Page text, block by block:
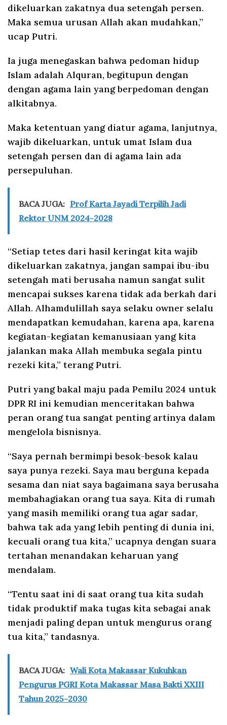
dikeluarkan zakatnya dua setengah persen.
Maka semua urusan Allah akan mudahkan,”
ucap Putri.
Ia juga menegaskan bahwa pedoman hidup
Islam adalah Alquran, begitupun dengan
dengan agama lain yang berpedoman dengan
alkitabnya.
Maka ketentuan yang diatur agama, lanjutnya,
wajib dikeluarkan, untuk umat Islam dua
setengah persen dan di agama lain ada
persepuluhan.
BACA JUGA: Prof Karta Jayadi Terpilih Jadi
Rektor UNM 2024-2028
“Setiap tetes dari hasil keringat kita wajib
dikeluarkan zakatnya, jangan sampai ibu-ibu
setengah mati berusaha namun sangat sulit
mencapai sukses karena tidak ada berkah dari
Allah. Alhamdulillah saya selaku owner selalu
mendapatkan kemudahan, karena apa, karena
kegiatan-kegiatan kemanusiaan yang kita
jalankan maka Allah membuka segala pintu
rezeki kita,” terang Putri.
Putri yang bakal maju pada Pemilu 2024 untuk
DPR RI ini kemudian menceritakan bahwa
peran orang tua sangat penting artinya dalam
mengelola bisnisnya.
“Saya pernah bermimpi besok-besok kalau
saya punya rezeki. Saya mau berguna kepada
sesama dan niat saya bagaimana saya berusaha
membahagiakan orang tua saya. Kita di rumah
yang masih memiliki orang tua agar sadar,
bahwa tak ada yang lebih penting di dunia ini,
kecuali orang tua kita,” ucapnya dengan suara
tertahan menandakan keharuan yang
mendalam.
“Tentu saat ini di saat orang tua kita sudah
tidak produktif maka tugas kita sebagai anak
menjadi paling depan untuk mengurus orang
tua kita,” tandasnya.
BACA JUGA: Wali Kota Makassar Kukuhkan
Pengurus PGRI Kota Makassar Masa Bakti XXIII
Tahun 2025-2030